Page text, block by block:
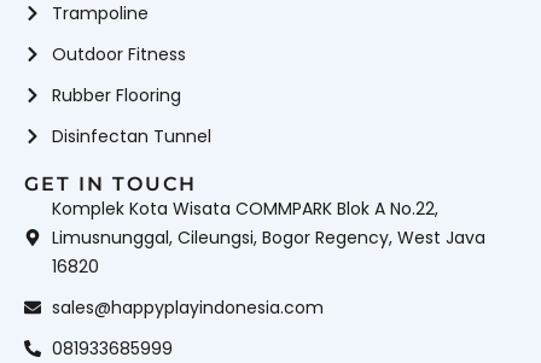
Trampoline
Outdoor Fitness
Rubber Flooring
Disinfectan Tunnel
GET IN TOUCH
Komplek Kota Wisata COMMPARK Blok A No.22,
Limusnunggal, Cileungsi, Bogor Regency, West Java
16820
sales@happyplayindonesia.com
081933685999